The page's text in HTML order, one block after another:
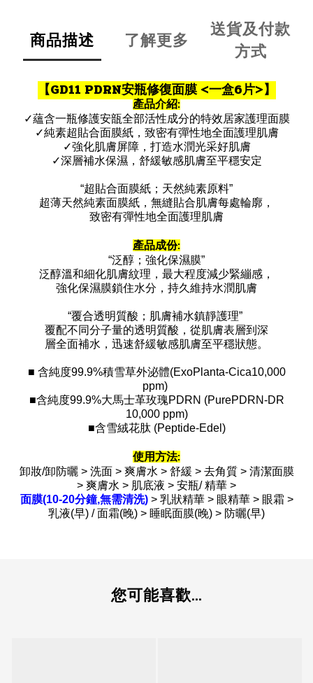
商品描述 了解更多
送貨及付款
方式
【GD11 PDRN安瓶修復面膜 <一盒6片>】
產品介紹:
✓蘊含一瓶修護安瓿全部活性成分的特效居家護理面膜
✓純素超貼合面膜紙，致密有彈性地全面護理肌膚
✓強化肌膚屏障，打造水潤光采好肌膚
✓深層補水保濕，舒緩敏感肌膚至平穩安定
“超貼合面膜紙；天然純素原料”
超薄天然純素面膜紙，無縫貼合肌膚每處輪廓，
致密有彈性地全面護理肌膚
產品成份:
“泛醇；強化保濕膜”
泛醇溫和細化肌膚紋理，最大程度減少緊繃感，
強化保濕膜鎖住水分，持久維持水潤肌膚
“覆合透明質酸；肌膚補水鎮靜護理”
覆配不同分子量的透明質酸，從肌膚表層到深
層全面補水，迅速舒緩敏感肌膚至平穩狀態。
■ 含純度99.9%積雪草外泌體(ExoPlanta-Cica10,000
ppm)
■含純度99.9%大馬士革玫瑰PDRN (PurePDRN-DR
10,000 ppm)
■含雪絨花肽 (Peptide-Edel)
使用方法:
卸妝/卸防曬 > 洗面 > 爽膚水 > 舒緩 > 去角質 > 清潔面膜
> 爽膚水 > 肌底液 > 安瓶/ 精華 >
面膜(10-20分鐘,無需清洗)> 乳狀精華 > 眼精華 > 眼霜 >
乳液(早) / 面霜(晚) > 睡眠面膜(晚) > 防曬(早)
您可能喜歡...